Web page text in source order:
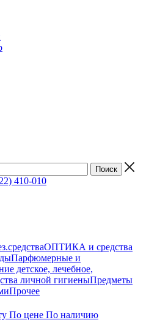
410-010
ОПТИКА и средства
Парфюмерные и
детское, лечебное,
личной гигиеныПредметы
Прочее
По цене По наличию